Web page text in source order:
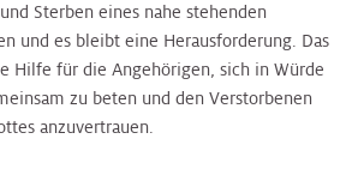
Sterben eines nahe stehenden
und es bleibt eine Herausforderung. Das
Hilfe für die Angehörigen, sich in Würde
zu beten und den Verstorbenen
anzuvertrauen.